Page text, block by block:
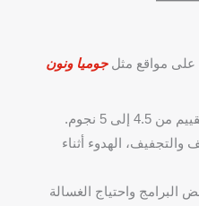
على مواقع مثلجوميا ونون
إلى 5 نجوم.
والتجفيف، الهدوء أثناء
واحتياج الغسالة